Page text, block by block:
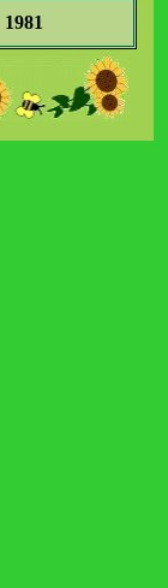
1981